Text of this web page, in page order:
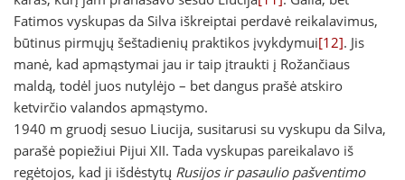
Fatimos vyskupas da Silva iškreiptai perdavė reikalavimus,
būtinus pirmųjų šeštadienių praktikos įvykdymui[12]. Jis
manė, kad apmąstymai jau ir taip įtraukti į Rožančiaus
maldą, todėl juos nutylėjo – bet dangus prašė atskiro
ketvirčio valandos apmąstymo.
1940 m gruodį sesuo Liucija, susitarusi su vyskupu da Silva,
parašė popiežiui Pijui XII. Tada vyskupas pareikalavo iš
regėtojos, kad ji išdėstytų Rusijos ir pasaulio pašventimo